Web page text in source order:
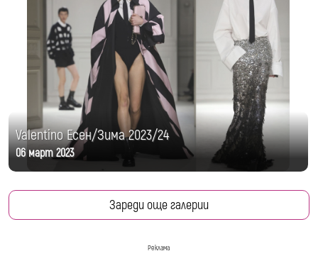
Valentino Есен/Зима 2023/24
06 март 2023
Зареди още галерии
Реклама